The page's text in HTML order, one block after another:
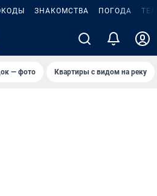
ЗНАКОМСТВА ПОГОДА
— фото Квартиры с видом на реку